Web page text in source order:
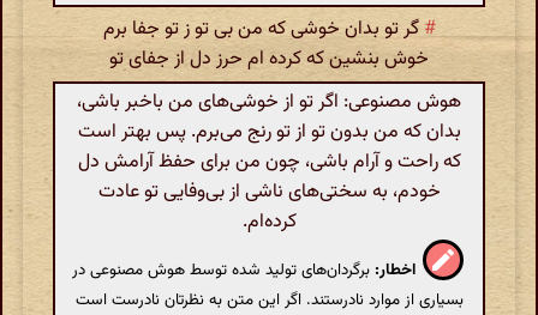
#گر تو بدان خوشی که من بی تو ز تو جفا برم
خوش بنشین که کرده ام حرز دل از جفای تو
هوش مصنوعی: اگر تو از خوشی‌های من باخبر باشی،
بدان که من بدون تو از تو رنج می‌برم. پس بهتر است
که راحت و آرام باشی، چون من برای حفظ آرامش دل
خودم، به سختی‌های ناشی از بی‌وفایی تو عادت
کرده‌ام.
اخطار: برگردان‌های تولید شده توسط هوش مصنوعی در
بسیاری از موارد نادرستند. اگر این متن به نظرتان نادرست است